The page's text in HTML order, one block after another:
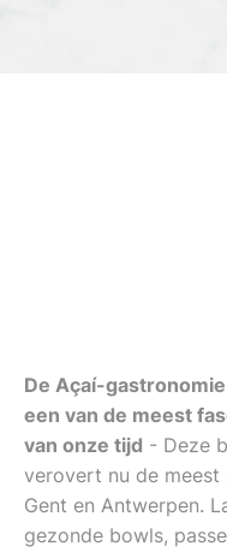
De Açaí-
een van de meest
van onze tijd - Deze
verovert nu de meest
Gent en Antwerpen.
gezonde bowls,